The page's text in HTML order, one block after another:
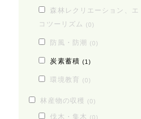
森林レクリエーション、エ
コツーリズム (0)
防風・防潮 (0)
炭素蓄積 (1)
環境教育 (0)
林産物の収穫 (0)
伐木・集木 (0)